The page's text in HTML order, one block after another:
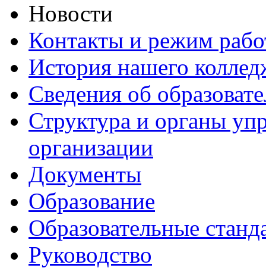
Новости
Контакты и режим
История нашего
Сведения об
Структура и органы
организации
Документы
Образование
Образовательные
Руководство